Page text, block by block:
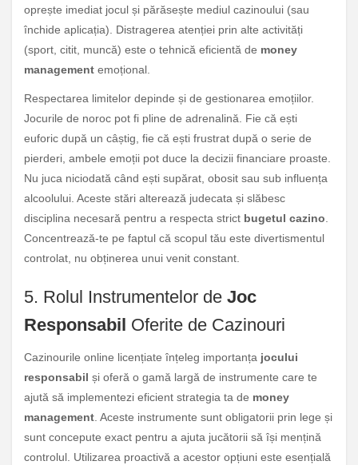
oprește imediat jocul și părăsește mediul cazinoului (sau
închide aplicația). Distragerea atenției prin alte activități
(sport, citit, muncă) este o tehnică eficientă de money
management emoțional.
Respectarea limitelor depinde și de gestionarea emoțiilor.
Jocurile de noroc pot fi pline de adrenalină. Fie că ești
euforic după un câștig, fie că ești frustrat după o serie de
pierderi, ambele emoții pot duce la decizii financiare proaste.
Nu juca niciodată când ești supărat, obosit sau sub influența
alcoolului. Aceste stări alterează judecata și slăbesc
disciplina necesară pentru a respecta strict bugetul cazino.
Concentrează-te pe faptul că scopul tău este divertismentul
controlat, nu obținerea unui venit constant.
5. Rolul Instrumentelor de Joc
Responsabil Oferite de Cazinouri
Cazinourile online licențiate înțeleg importanța jocului
responsabil și oferă o gamă largă de instrumente care te
ajută să implementezi eficient strategia ta de money
management . Aceste instrumente sunt obligatorii prin lege și
sunt concepute exact pentru a ajuta jucătorii să își mențină
controlul. Utilizarea proactivă a acestor opțiuni este esențială